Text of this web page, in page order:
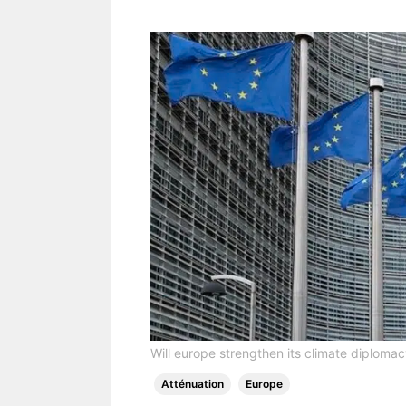
Will europe strengthen its climate
Atténuation Europe